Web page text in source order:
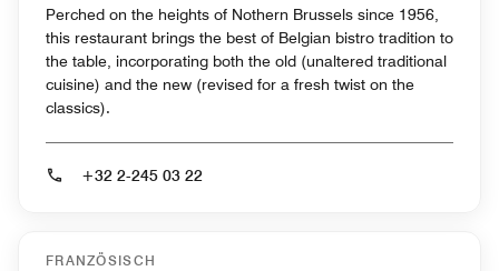
Perched on the heights of Nothern Brussels since 1956,
this restaurant brings the best of Belgian bistro tradition to
the table, incorporating both the old (unaltered traditional
cuisine) and the new (revised for a fresh twist on the
classics).
+32 2-245 03 22
FRANZÖSISCH